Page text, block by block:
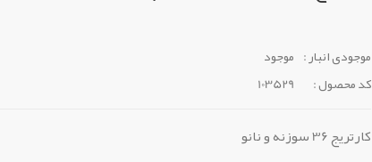
موجودی انبار : موجود
کد محصول :
103529
کارتریج 36 سوزنه و نانو